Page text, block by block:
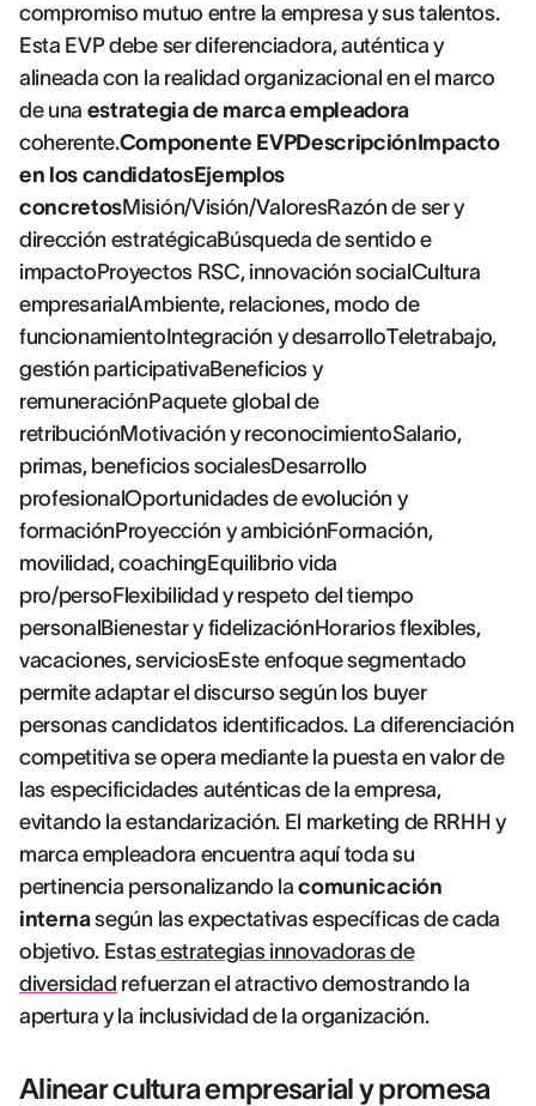
compromiso mutuo entre la empresa y sus talentos.
Esta EVP debe ser diferenciadora, auténtica y
alineada con la realidad organizacional en el marco
de una estrategia de marca empleadora
coherente.Componente EVPDescripciónImpacto
en los candidatosEjemplos
concretosMisión/Visión/ValoresRazón de ser y
dirección estratégicaBúsqueda de sentido e
impactoProyectos RSC, innovación socialCultura
empresarialAmbiente, relaciones, modo de
funcionamientoIntegración y desarrolloTeletrabajo,
gestión participativaBeneficios y
remuneraciónPaquete global de
retribuciónMotivación y reconocimientoSalario,
primas, beneficios socialesDesarrollo
profesionalOportunidades de evolución y
formaciónProyección y ambiciónFormación,
movilidad, coachingEquilibrio vida
pro/persoFlexibilidad y respeto del tiempo
personalBienestar y fidelizaciónHorarios flexibles,
vacaciones, serviciosEste enfoque segmentado
permite adaptar el discurso según los buyer
personas candidatos identificados. La diferenciación
competitiva se opera mediante la puesta en valor de
las especificidades auténticas de la empresa,
evitando la estandarización. El marketing de RRHH y
marca empleadora encuentra aquí toda su
pertinencia personalizando lacomunicación
internasegún las expectativas específicas de cada
objetivo. Estasestrategias innovadoras de
diversidad refuerzan el atractivo demostrando la
apertura y la inclusividad de la organización.
Alinear cultura empresarial y promesa